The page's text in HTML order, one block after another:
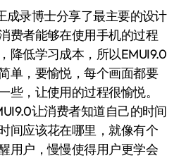
录博士分享了最主要的设计
费者能够在使用手机的过程
降低学习成本，所以EMUI9.0
单，要愉悦，每个画面都要
些，让使用的过程很愉悦。
让消费者知道自己的时间
间应该花在哪里，就像有个
用户，慢慢使得用户更学会